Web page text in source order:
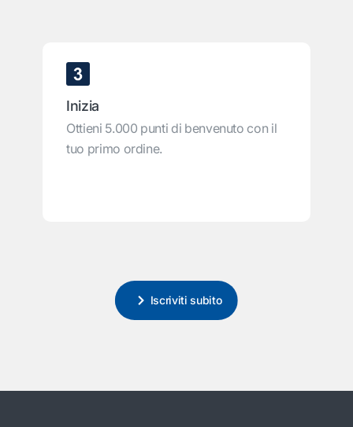
Inizia
Ottieni 5.000 punti di benvenuto con il
tuo primo ordine.
Iscriviti subito